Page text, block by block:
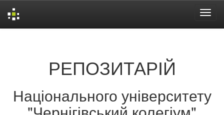
РЕПОЗИТАРІЙ
Національного університету